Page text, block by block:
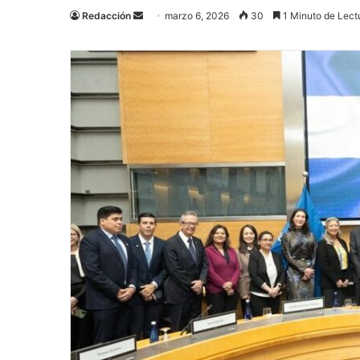
Redacción
Send
email
marzo 6, 2026 30 1 Minuto de